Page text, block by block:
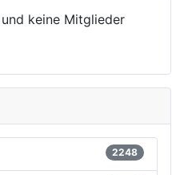
keine Mitglieder
2248